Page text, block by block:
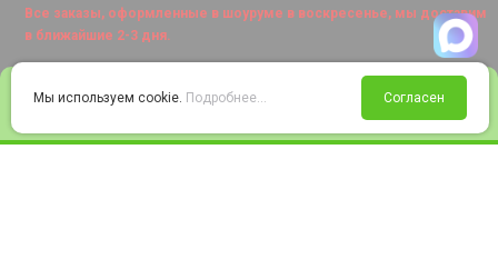
Войти Избранное Корзина
Все заказы, оформленные в шоуруме в воскресенье, мы доставим
в ближайшие 2-3 дня.
Мы используем cookie. Подробнее... Согласен